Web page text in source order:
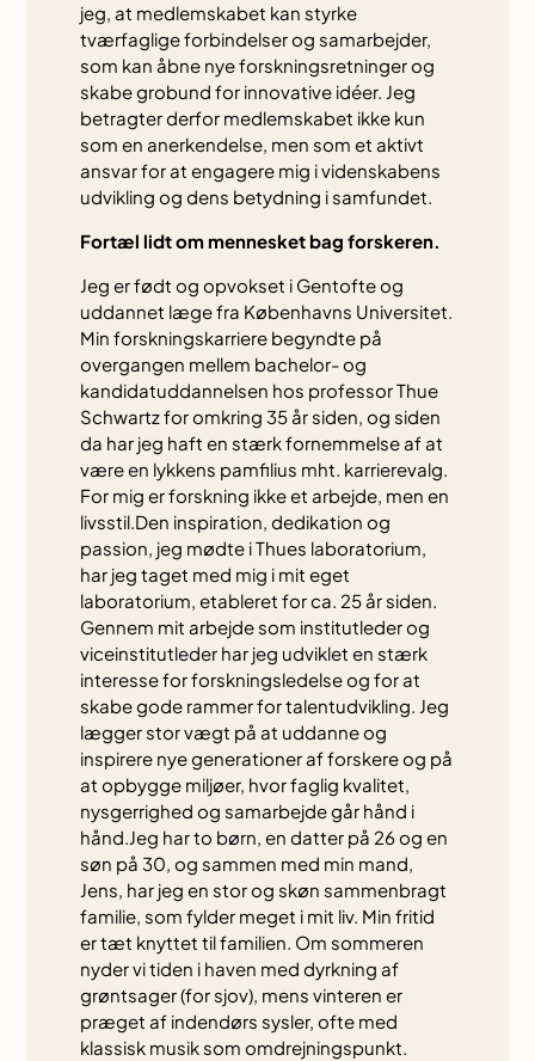
jeg, at medlemskabet kan styrke
tværfaglige forbindelser og samarbejder,
som kan åbne nye forskningsretninger og
skabe grobund for innovative idéer. Jeg
betragter derfor medlemskabet ikke kun
som en anerkendelse, men som et aktivt
ansvar for at engagere mig i videnskabens
udvikling og dens betydning i samfundet.
Fortæl lidt om mennesket bag forskeren.
Jeg er født og opvokset i Gentofte og
uddannet læge fra Københavns Universitet.
Min forskningskarriere begyndte på
overgangen mellem bachelor- og
kandidatuddannelsen hos professor Thue
Schwartz for omkring 35 år siden, og siden
da har jeg haft en stærk fornemmelse af at
være en lykkens pamfilius mht. karrierevalg.
For mig er forskning ikke et arbejde, men en
livsstil.Den inspiration, dedikation og
passion, jeg mødte i Thues laboratorium,
har jeg taget med mig i mit eget
laboratorium, etableret for ca. 25 år siden.
Gennem mit arbejde som institutleder og
viceinstitutleder har jeg udviklet en stærk
interesse for forskningsledelse og for at
skabe gode rammer for talentudvikling. Jeg
lægger stor vægt på at uddanne og
inspirere nye generationer af forskere og på
at opbygge miljøer, hvor faglig kvalitet,
nysgerrighed og samarbejde går hånd i
hånd.Jeg har to børn, en datter på 26 og en
søn på 30, og sammen med min mand,
Jens, har jeg en stor og skøn sammenbragt
familie, som fylder meget i mit liv. Min fritid
er tæt knyttet til familien. Om sommeren
nyder vi tiden i haven med dyrkning af
grøntsager (for sjov), mens vinteren er
præget af indendørs sysler, ofte med
klassisk musik som omdrejningspunkt.